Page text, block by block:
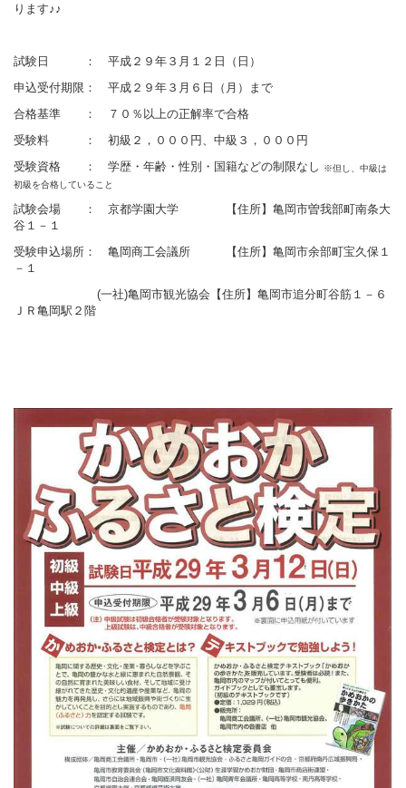
ります♪♪
試験日 ： 平成２９年３月１２日（日）
申込受付期限： 平成２９年３月６日（月）まで
合格基準 ： ７０％以上の正解率で合格
受験料 ： 初級２，０００円、中級３，０００円
受験資格 ： 学歴・年齢・性別・国籍などの制限なし
※但し、中級は
初級を合格していること
試験会場 ： 京都学園大学 【住所】亀岡市曽我部町南条大
谷１－１
受験申込場所： 亀岡商工会議所 【住所】亀岡市余部町宝久保１
－１
(一社)亀岡市観光協会【住所】亀岡市追分町谷筋１－６
ＪＲ亀岡駅２階